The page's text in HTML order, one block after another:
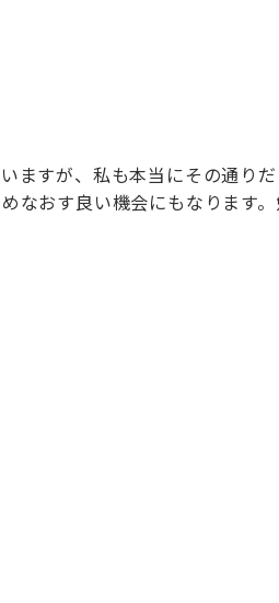
ますが、私も本当にその通り
なおす良い機会にもなります